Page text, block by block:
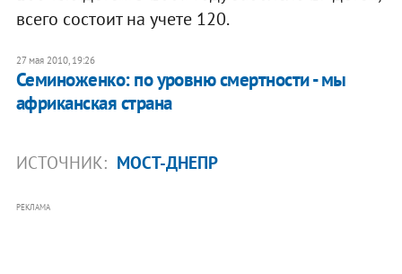
всего состоит на учете 120.
27 мая 2010, 19:26
Семиноженко: по уровню смертности - мы
африканская страна
ИСТОЧНИК: МОСТ-ДНЕПР
РЕКЛАМА